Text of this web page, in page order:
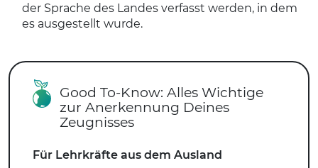
der Sprache des Landes verfasst werden, in dem
es ausgestellt wurde.
Good To-Know: Alles Wichtige
zur Anerkennung Deines
Zeugnisses
Für Lehrkräfte aus dem Ausland